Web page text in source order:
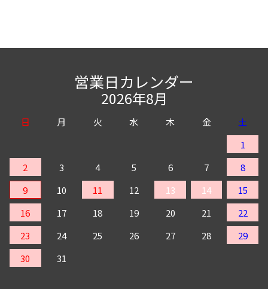
営業日カレンダー
2026年8月
日 月 火 水 木 金
土
1
2
3 4 5 6 7
8
9
10 11 12 13 14
15
16
17 18 19 20 21
22
23
24 25 26 27 28
29
30
31